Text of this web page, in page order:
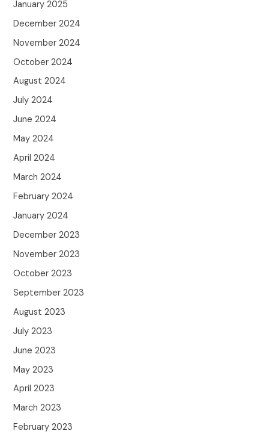
January 2025
December 2024
November 2024
October 2024
August 2024
July 2024
June 2024
May 2024
April 2024
March 2024
February 2024
January 2024
December 2023
November 2023
October 2023
September 2023
August 2023
July 2023
June 2023
May 2023
April 2023
March 2023
February 2023